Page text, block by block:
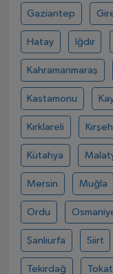
Gaziantep
Hatay Iğdır
Kahramanmaraş
Kastamonu
Kırklareli
Kütahya
Mersin Muğla
Ordu
Şanlıurfa Siirt
Tekirdağ Tokat